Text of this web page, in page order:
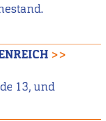
>>
13, und